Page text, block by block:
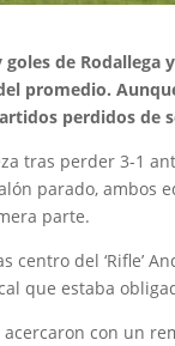
de Rodallega
promedio.
perdidos de
tras perder 3-1
parado,
parte.
centro del ‘Rifle’
que estaba
con un